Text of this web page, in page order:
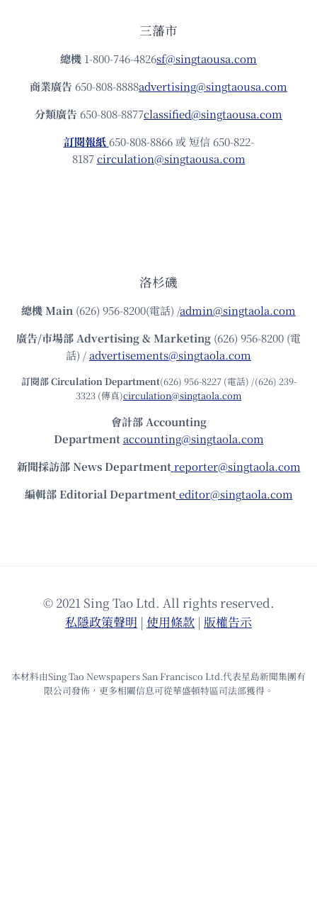
三藩市
總機 1-800-746-4826sf@singtaousa.com
商業廣告 650-808-8888advertising@singtaousa.com
分類廣告 650-808-8877classified@singtaousa.com
訂閱報紙 650-808-8866 或 短信 650-822-
8187circulation@singtaousa.com
洛杉磯
總機Main (626) 956-8200(電話) /admin@singtaola.com
廣告/市場部Advertising & Marketing (626) 956-8200 (電
話) /advertisements@singtaola.com
訂閱部 Circulation Department(626) 956-8227 (電話) /(626) 239-
3323 (傳真)circulation@singtaola.com
會計部 Accounting
Department accounting@singtaola.com
新聞採訪部 News Department reporter@singtaola.com
編輯部 Editorial Department editor@singtaola.com
© 2021 Sing Tao Ltd. All rights reserved.
私隱政策聲明 | 使⽤條款 | 版權告⽰
本材料由Sing Tao Newspapers San Francisco Ltd.代表星島新聞集團有
限公司發佈，更多相關信息可從華盛頓特區司法部獲得。